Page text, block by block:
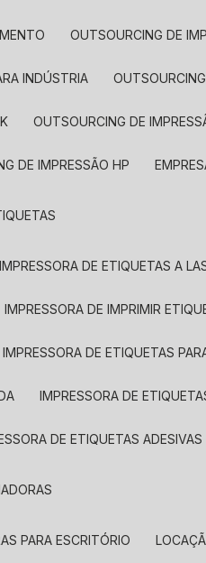
OUTSOURCING DE
INDÚSTRIA
OUTSOURCING DE
DE IMPRESSÃO HP
IMPRESSORA DE ETIQUETAS A
IMPRESSORA DE IMPRIMIR
IMPRESSORA DE ETIQUETAS
IMPRESSORA DE
DE ETIQUETAS ADESIVAS
PARA ESCRITÓRIO